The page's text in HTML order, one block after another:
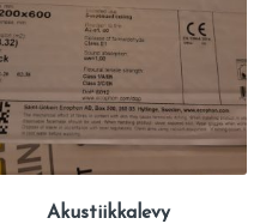
Akustiikkalevy